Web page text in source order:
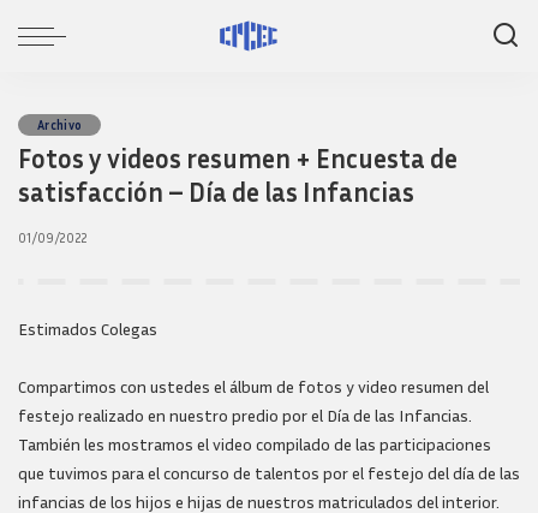
Archivo
Fotos y videos resumen + Encuesta de
satisfacción – Día de las Infancias
01/09/2022
Estimados Colegas
Compartimos con ustedes el álbum de fotos y video resumen del
festejo realizado en nuestro predio por el Día de las Infancias.
También les mostramos el video compilado de las participaciones
que tuvimos para el concurso de talentos por el festejo del día de las
infancias de los hijos e hijas de nuestros matriculados del interior.